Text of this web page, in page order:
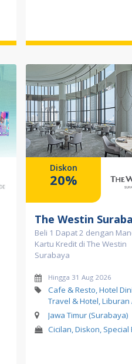
Diskon
20%
The Westin
Beli 1 Dapat 2 dengan
Kartu Kredit di The Westin
Surabaya
Hingga 31 Aug 2026
Cafe & Resto, Hotel
Travel & Hotel, Liburan
Jawa Timur (Surabaya)
Cicilan, Diskon, Special